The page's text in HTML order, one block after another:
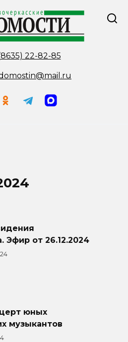
22-82-85
Эфир от 26.12.2024
юных
музыкантов